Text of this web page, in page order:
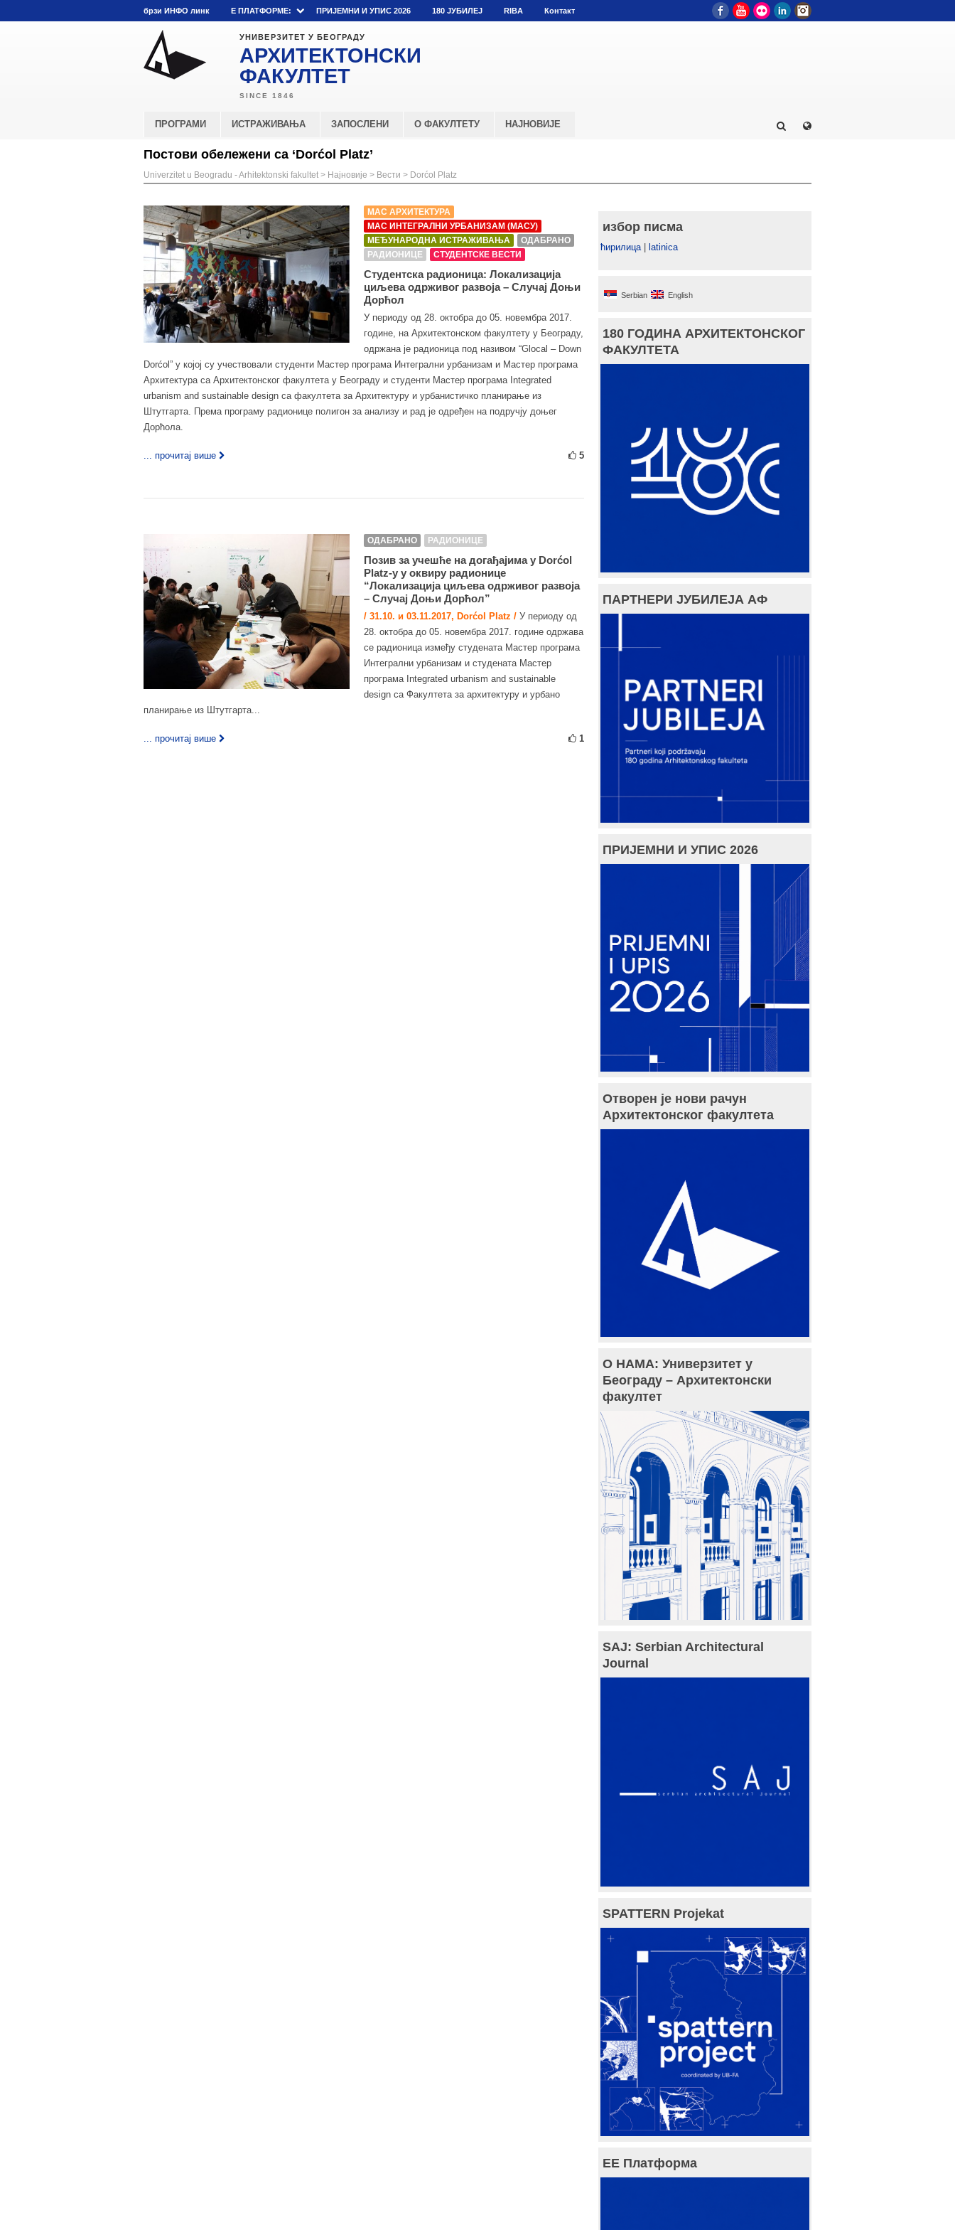
брзи ИНФО линк E ПЛАТФОРМЕ: ПРИЈЕМНИ И УПИС 2026 180 ЈУБИЛЕЈ RIBA Контакт FacebookYouTube
Flickr LinkedIn
УНИВЕРЗИТЕТ У БЕОГРАДУ
АРХИТЕКТОНСКИ
ФАКУЛТЕТ
ПРОГРАМИ ИСТРАЖИВАЊА ЗАПОСЛЕНИ О ФАКУЛТЕТУ НАЈНОВИЈЕ
Постови обележени са ‘Dorćol Platz’
Univerzitet u Beogradu - Arhitektonski fakultet > Најновије > Вести > Dorćol Platz
МАС АРХИТЕКТУРА
МАС ИНТЕГРАЛНИ УРБАНИЗАМ (МАСУ)
МЕЂУНАРОДНА ИСТРАЖИВАЊА
ОДАБРАНО
РАДИОНИЦЕ
СТУДЕНТСКЕ ВЕСТИ
Студентска радионица: Локализација
циљева одрживог развоја – Случај Доњи
Дорћол
У периоду од 28. октобра до 05. новембра 2017.
године, на Архитектонском факултету у Београду,
одржана је радионица под називом “Glocal – Down
Dorćol” у којој су учествовали студенти Мастер програма Интегрални урбанизам и Мастер програма
Архитектура са Архитектонског факултета у Београду и студенти Мастер програма Integrated
urbanism and sustainable design са факултета за Архитектуру и урбанистичко планирање из
Штутгарта. Према програму радионице полигон за анализу и рад је одређен на подручју доњег
Дорћола.
... прочитај више 5
ОДАБРАНО РАДИОНИЦЕ
Позив за учешће на догађајима у Dorćol
Platz-у у оквиру радионице
“Локализација циљева одрживог развоја
– Случај Доњи Дорћол”
/ 31.10. и 03.11.2017, Dorćol Platz / У периоду од
28. октобра до 05. новембра 2017. године одржава
се радионица између студената Мастер програма
Интегрални урбанизам и студената Мастер
програма Integrated urbanism and sustainable
design са Факултета за архитектуру и урбано
планирање из Штутгарта...
... прочитај више 1
избор писма
ћирилица| latinica
Serbian English
180 ГОДИНА АРХИТЕКТОНСКОГ
ФАКУЛТЕТА
ПАРТНЕРИ ЈУБИЛЕЈА АФ
ПРИЈЕМНИ И УПИС 2026
Отворен је нови рачун
Архитектонског факултета
О НАМА: Универзитет у
Београду – Архитектонски
факултет
SAJ: Serbian Architectural
Journal
SPATTERN Projekat
ЕЕ Платформа